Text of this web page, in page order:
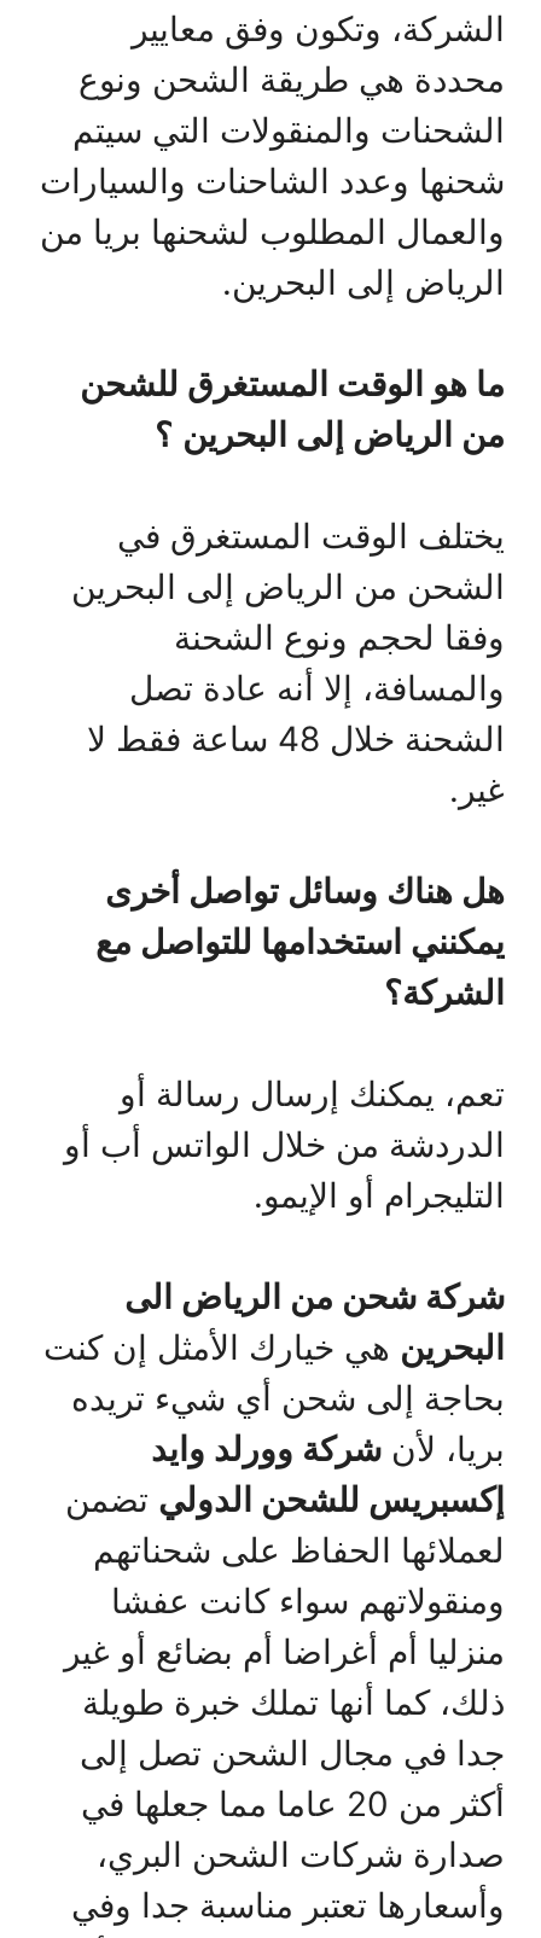
الشركة، وتكون وفق معايير
محددة هي طريقة الشحن ونوع
الشحنات والمنقولات التي سيتم
شحنها وعدد الشاحنات والسيارات
والعمال المطلوب لشحنها بريا من
الرياض إلى البحرين.
ما هو الوقت المستغرق للشحن
من الرياض إلى البحرين ؟
يختلف الوقت المستغرق في
الشحن من الرياض إلى البحرين
وفقا لحجم ونوع الشحنة
والمسافة، إلا أنه عادة تصل
الشحنة خلال 48 ساعة فقط لا
غير.
هل هناك وسائل تواصل أخرى
يمكنني استخدامها للتواصل مع
الشركة؟
تعم، يمكنك إرسال رسالة أو
الدردشة من خلال الواتس أب أو
التليجرام أو الإيمو.
شركة شحن من الرياض الى
البحرين هي خيارك الأمثل إن كنت
بحاجة إلى شحن أي شيء تريده
بريا، لأن شركة وورلد وايد
إكسبريس للشحن الدولي تضمن
لعملائها الحفاظ على شحناتهم
ومنقولاتهم سواء كانت عفشا
منزليا أم أغراضا أم بضائع أو غير
ذلك، كما أنها تملك خبرة طويلة
جدا في مجال الشحن تصل إلى
أكثر من 20 عاما مما جعلها في
صدارة شركات الشحن البري،
وأسعارها تعتبر مناسبة جدا وفي